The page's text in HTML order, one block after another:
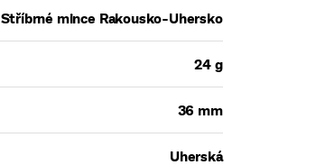
Stříbrné mince Rakousko-Uhersko
24 g
36 mm
Uherská